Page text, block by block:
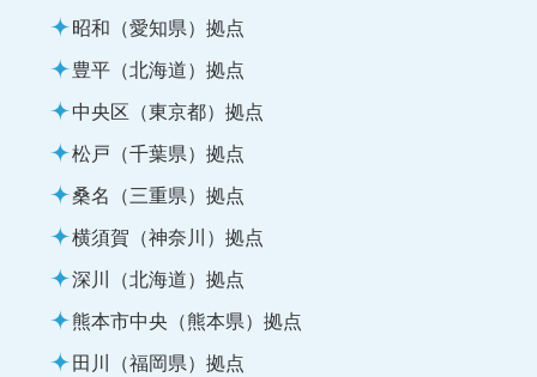
昭和（愛知県）拠点
豊平（北海道）拠点
中央区（東京都）拠点
松戸（千葉県）拠点
桑名（三重県）拠点
横須賀（神奈川）拠点
深川（北海道）拠点
熊本市中央（熊本県）拠点
田川（福岡県）拠点